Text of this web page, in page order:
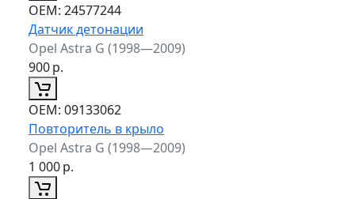
ОЕМ: 24577244
Датчик детонации
Opel Astra G (1998—2009)
900р.
ОЕМ: 09133062
Повторитель в крыло
Opel Astra G (1998—2009)
1 000р.